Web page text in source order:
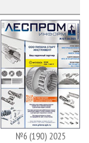
№6 (190) 2025